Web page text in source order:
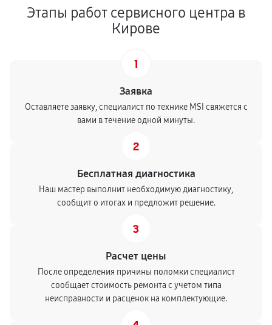
Этапы работ сервисного центра в
Кирове
1
Заявка
Оставляете заявку, специалист по технике MSI свяжется с
вами в течение одной минуты.
2
Бесплатная диагностика
Наш мастер выполнит необходимую диагностику,
сообщит о итогах и предложит решение.
3
Расчет цены
После определения причины поломки специалист
сообщает стоимость ремонта с учетом типа
неисправности и расценок на комплектующие.